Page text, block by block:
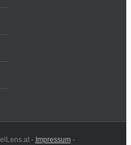
- Impressum-